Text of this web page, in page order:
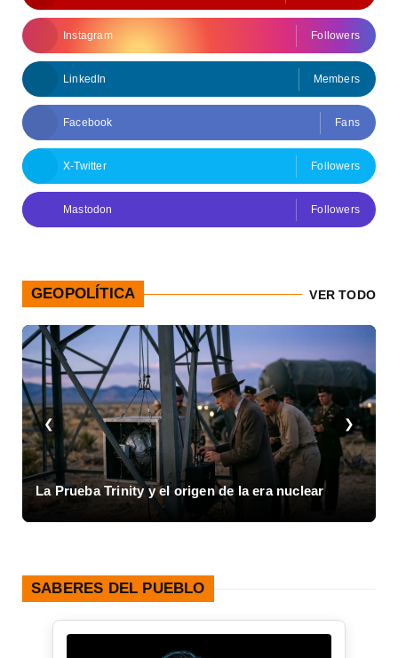
Instagram Followers
LinkedIn Members
Facebook Fans
X-Twitter Followers
Mastodon Followers
GEOPOLÍTICA VER TODO
❮
La Prueba Trinity y el origen de la era nuclear
❯
SABERES DEL PUEBLO